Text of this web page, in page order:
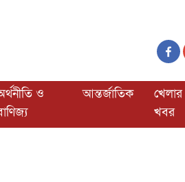
ও
আন্তর্জাতিক
খেলার
খবর